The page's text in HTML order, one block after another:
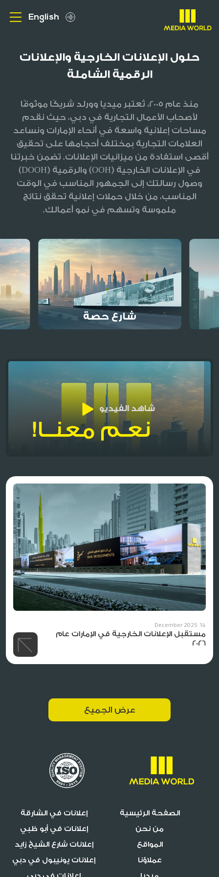
من نحن
عملاؤنا
ميديا
الوظائف
الاستفسارات
اتصل بنا
English
حلول الإعلانات الخارجية والإعلانات
الرقمية الشاملة
منذ عام 2005، تُعتبر ميديا وورلد شريكًا موثوقًا
لأصحاب الأعمال التجارية في دبي، حيث نقدم
مساحات إعلانية واسعة في أنحاء الإمارات ونساعد
العلامات التجارية بمختلف أحجامها على تحقيق
أقصى استفادة من ميزانيات الإعلانات. تضمن خبرتنا
في الإعلانات الخارجية (OOH) والرقمية (DOOH)
وصول رسالتك إلى الجمهور المناسب في الوقت
المناسب، من خلال حملات إعلانية تحقق نتائج
ملموسة وتسهم في نمو أعمالك.
شارع حصة
شاهد الفيديو
14 December 2025
مستقبل الإعلانات الخارجية في الإمارات عام
2026
عرض الجميع
الصفحة الرئيسية
إعلانات في الشارقة
من نحن
إعلانات في أبو ظبي
المواقع
إعلانات شارع الشيخ زايد
عملاؤنا
إعلانات يونيبول في دبي